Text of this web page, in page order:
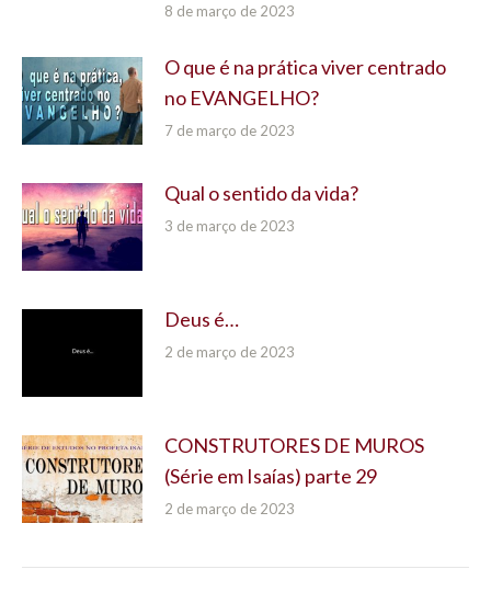
8 de março de 2023
O que é na prática viver centrado
no EVANGELHO?
7 de março de 2023
Qual o sentido da vida?
3 de março de 2023
Deus é…
2 de março de 2023
CONSTRUTORES DE MUROS
(Série em Isaías) parte 29
2 de março de 2023